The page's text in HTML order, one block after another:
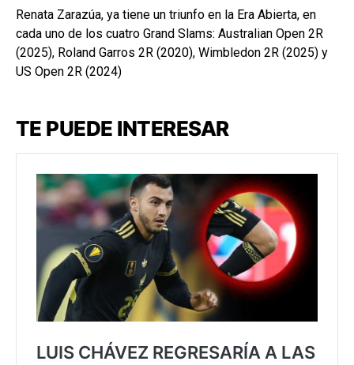
Renata Zarazúa, ya tiene un triunfo en la Era Abierta, en
cada uno de los cuatro Grand Slams: Australian Open 2R
(2025), Roland Garros 2R (2020), Wimbledon 2R (2025) y
US Open 2R (2024)
TE PUEDE INTERESAR